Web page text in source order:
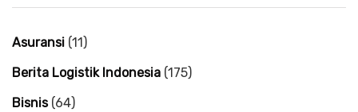
Asuransi (11)
Berita Logistik Indonesia (175)
Bisnis(64)